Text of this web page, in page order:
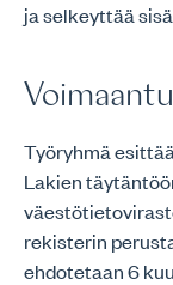
ja selkeyttää
Työryhmä
Lakien
rekisterin
ehdotetaan 6